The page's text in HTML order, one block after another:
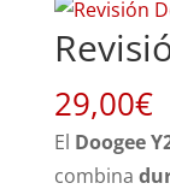
29,00€
El Doogee
combina